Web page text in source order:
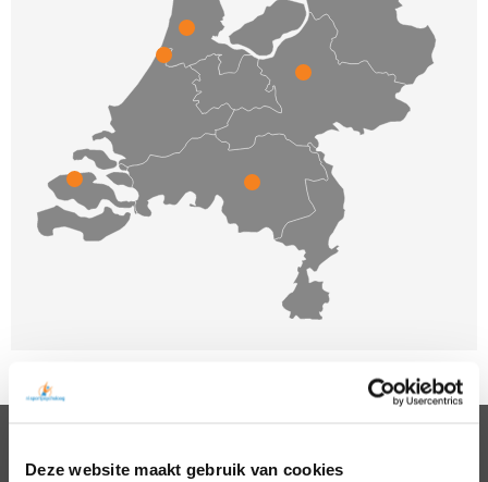
Deze website maakt gebruik van cookies
PSYCHOLOGEN